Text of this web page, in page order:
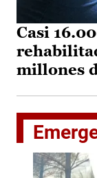
Casi
millones